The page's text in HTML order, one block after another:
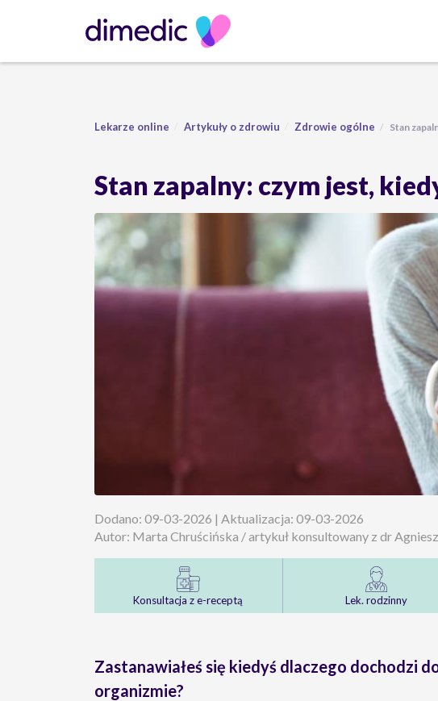
Lekarze online Artykuły o zdrowiu Zdrowie ogólne Stan
Stan zapalny: czym jest,
Dodano: 09-03-2026 | Aktualizacja: 09-03-2026
Autor: Marta Chruścińska / artykuł konsultowany z dr
Konsultacja z e-receptą Lek. rodzinny
Zastanawiałeś się kiedyś dlaczego dochodzi
organizmie?